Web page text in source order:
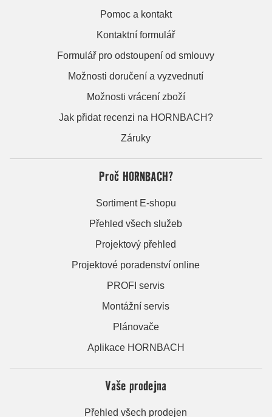
Pomoc a kontakt
Kontaktní formulář
Formulář pro odstoupení od smlouvy
Možnosti doručení a vyzvednutí
Možnosti vrácení zboží
Jak přidat recenzi na HORNBACH?
Záruky
Proč HORNBACH?
Sortiment E-shopu
Přehled všech služeb
Projektový přehled
Projektové poradenství online
PROFI servis
Montážní servis
Plánovače
Aplikace HORNBACH
Vaše prodejna
Přehled všech prodejen